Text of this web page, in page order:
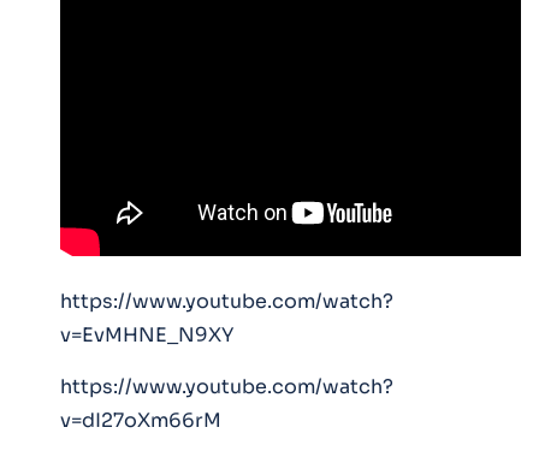
https://www.youtube.com/watch?
v=EvMHNE_N9XY
https://www.youtube.com/watch?
v=dI27oXm66rM